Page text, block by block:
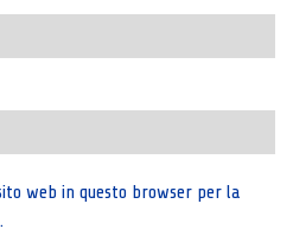
web in questo browser per la